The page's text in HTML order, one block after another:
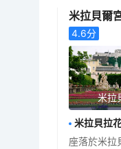
米拉貝爾
4.6分
米拉
米拉貝拉
座落於米拉